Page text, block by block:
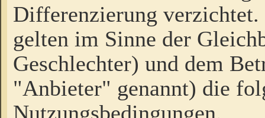
Differenzierung
gelten im Sinne der
Geschlechter) und dem
"Anbieter" genannt) die
Nutzungsbedingungen.